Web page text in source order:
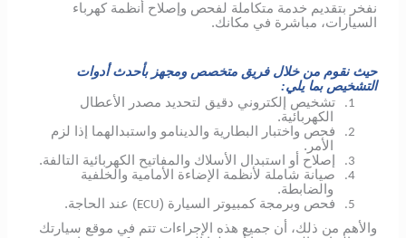
نفخر بتقديم خدمة متكاملة لفحص وإصلاح أنظمة كهرباء
السيارات، مباشرة في مكانك.
حيث نقوم من خلال فريق متخصص ومجهز بأحدث أدوات
التشخيص بما يلي:
1.
تشخيص إلكتروني دقيق لتحديد مصدر الأعطال
الكهربائية.
2.
فحص واختبار البطارية والدينامو واستبدالهما إذا لزم
الأمر.
3. إصلاح أو استبدال الأسلاك والمفاتيح الكهربائية التالفة.
4.
صيانة شاملة لأنظمة الإضاءة الأمامية والخلفية
والضابطة.
5. فحص وبرمجة كمبيوتر السيارة (ECU) عند الحاجة.
والأهم من ذلك، أن جميع هذه الإجراءات تتم في موقع سيارتك